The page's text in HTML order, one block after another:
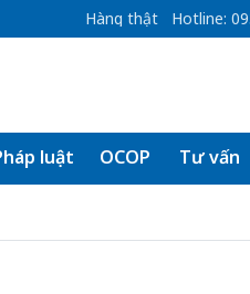
Hàng thật Hotline:
luật OCOP Tư vấn